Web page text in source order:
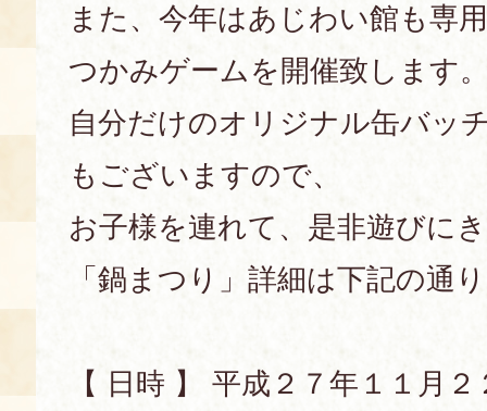
また、今年はあじわい館も専
つかみゲームを開催致します
自分だけのオリジナル缶バッ
もございますので、
お子様を連れて、是非遊びに
「鍋まつり」詳細は下記の通
【 日時 】 平成２７年１１月